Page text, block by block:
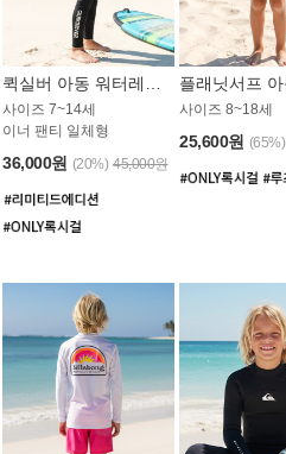
사이즈 7~14세
이너 팬티 일체형
36,000원 (20%) 45,000원
사이즈 8~18세
25,600원 (65%)